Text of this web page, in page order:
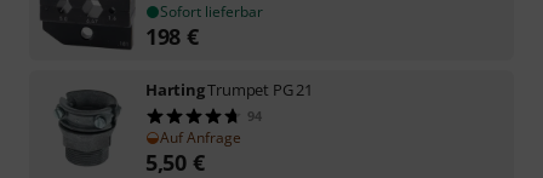
Sofort lieferbar
198 €
HartingTrumpet PG 21
94
Auf Anfrage
5,50 €